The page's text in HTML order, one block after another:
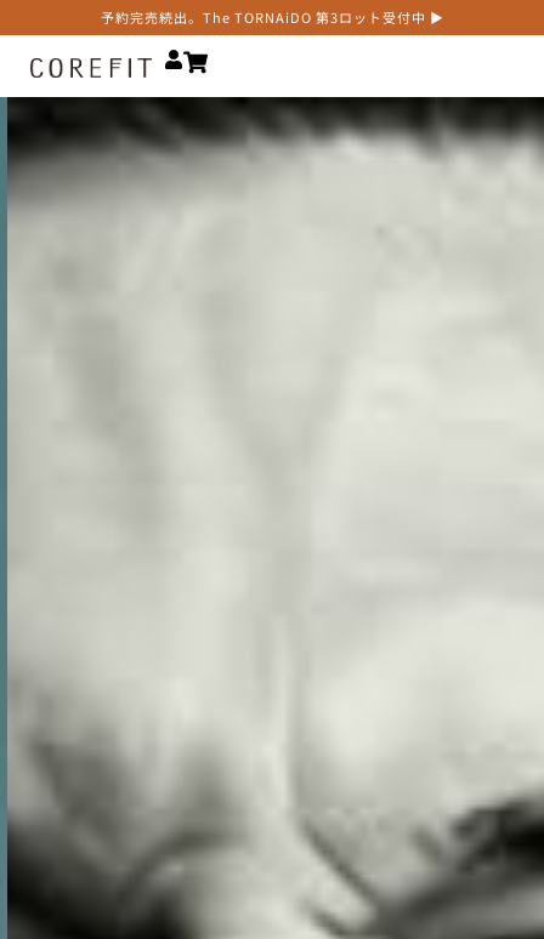
予約完売続出。The TORNAiDO 第3ロット受付中 ▶